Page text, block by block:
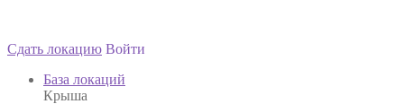
Сдать локацию Войти
База локаций
Крыша